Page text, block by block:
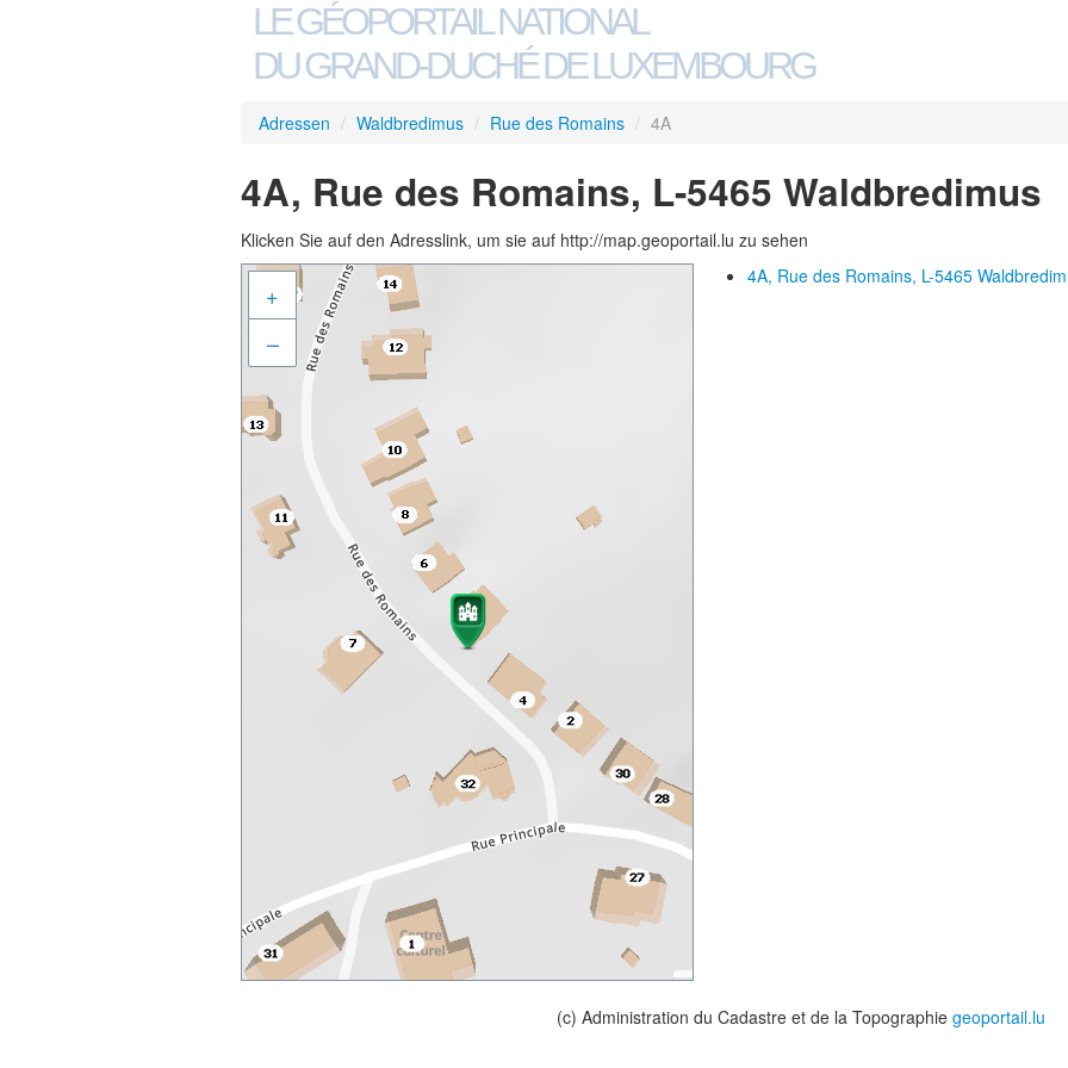
LE GÉOPORTAIL NATIONAL
DU GRAND-DUCHÉ DE LUXEMBOURG
Adressen / Waldbredimus / Rue des Romains / 4A
4A, Rue des Romains, L-5465 Waldbredimus
Klicken Sie auf den Adresslink, um sie auf http://map.geoportail.lu zu sehen
+
–
4A, Rue des Romains, L-5465
(c) Administration du Cadastre et de la Topographie geoportail.lu